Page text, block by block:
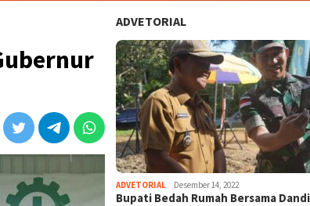
ADVETORIAL
ADVETORIAL Desember 14, 2022
Bupati Bedah Rumah Bersama